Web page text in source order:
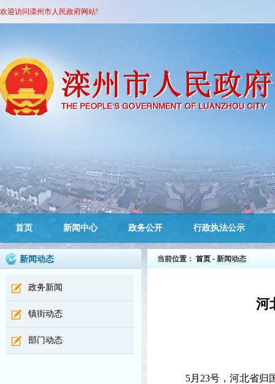
欢迎访问滦州市人民政府网站!
首页 新闻中心 政务公开 行政执法公示
新闻动态
政务新闻
镇街动态
部门动态
当前位置： 首页 - 新闻动态
河
5月 23号，河北省归